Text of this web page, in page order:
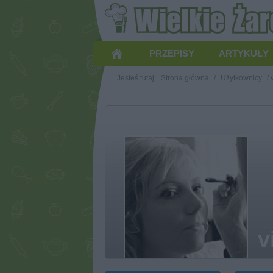
PRZEPISY ARTYKUŁY
Jesteś tutaj: Strona główna / Użytkownicy /